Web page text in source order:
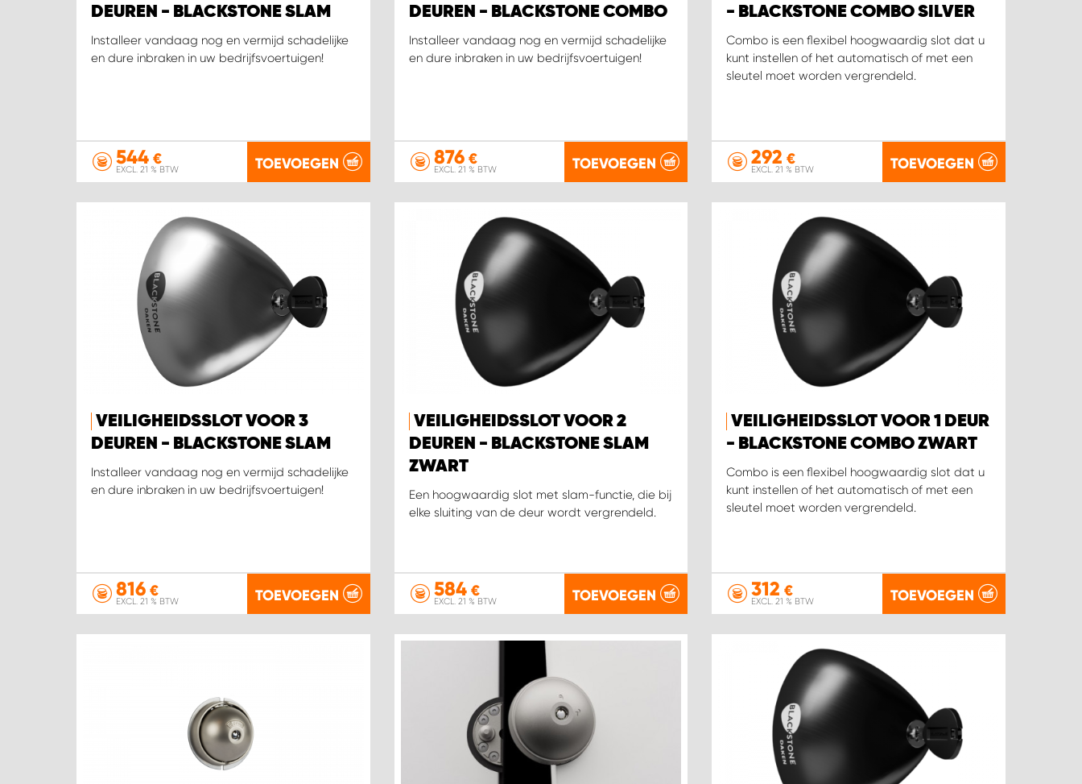
DEUREN - BLACKSTONE SLAM
Installeer vandaag nog en vermijd schadelijke
en dure inbraken in uw bedrijfsvoertuigen!
544 €
EXCL. 21 % BTW TOEVOEGEN
DEUREN - BLACKSTONE COMBO
Installeer vandaag nog en vermijd schadelijke
en dure inbraken in uw bedrijfsvoertuigen!
876€
EXCL. 21 % BTW TOEVOEGEN
- BLACKSTONE COMBO SILVER
Combo is een flexibel hoogwaardig slot dat u
kunt instellen of het automatisch of met een
sleutel moet worden vergrendeld.
292 €
EXCL. 21 % BTW TOEVOEGEN
VEILIGHEIDSSLOT VOOR 3
DEUREN - BLACKSTONE SLAM
Installeer vandaag nog en vermijd schadelijke
en dure inbraken in uw bedrijfsvoertuigen!
816 €
EXCL. 21 % BTW TOEVOEGEN
VEILIGHEIDSSLOT VOOR 2
DEUREN - BLACKSTONE SLAM
ZWART
Een hoogwaardig slot met slam-functie, die bij
elke sluiting van de deur wordt vergrendeld.
584€
EXCL. 21 % BTW TOEVOEGEN
VEILIGHEIDSSLOT VOOR 1 DEUR
- BLACKSTONE COMBO ZWART
Combo is een flexibel hoogwaardig slot dat u
kunt instellen of het automatisch of met een
sleutel moet worden vergrendeld.
312 €
EXCL. 21 % BTW TOEVOEGEN